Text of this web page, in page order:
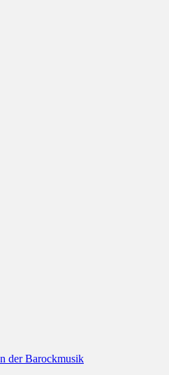
der Barockmusik